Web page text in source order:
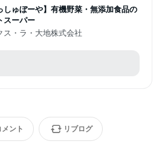
しゅぼーや】有機野菜・無添加食品の
スーパー
ス・ラ・大地株式会社
メント リブログ